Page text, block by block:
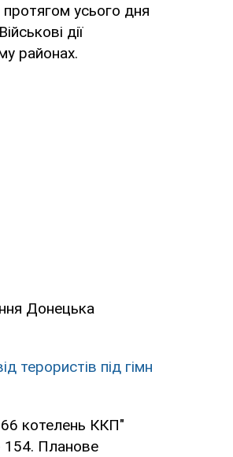
усього дня
дії
районах.
Донецька
терористів під гімн
котелень ККП"
154. Планове